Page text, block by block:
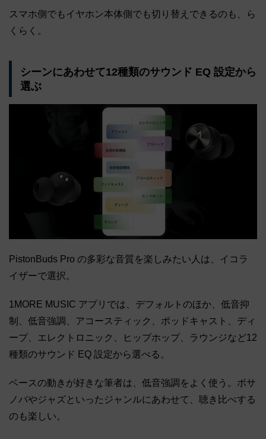
スマホ側でもイヤホン本体側でも切り替えできるのも、ら
くらく。
シーンにあわせて12種類のサウンド EQ 設定から
選ぶ
PistonBuds Pro の多彩な音質を楽しみたい人は、イコラ
イザーで選択。
1MORE MUSIC アプリでは、デフォルトのほか、低音抑
制、低音強調、アコースティック、ポッドキャスト、ディ
ープ、エレクトロニック、ヒップホップ、ラウンジなど12
種類のサウンド EQ 設定から選べる。
ベースの動きが好きな筆者は、低音強調をよく使う。ボサ
ノバやジャズといったジャンルにあわせて、聴き比べする
のも楽しい。